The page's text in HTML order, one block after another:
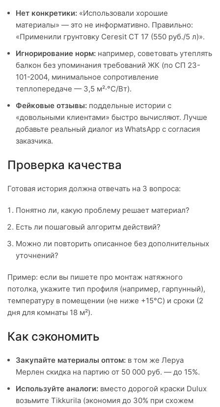
Нет конкретики: «Использовали хорошие
материалы» — это не информативно. Правильно:
«Применили грунтовку Ceresit CT 17 (550 руб./5 л)».
Игнорирование норм: например, советовать утеплять
балкон без упоминания требований ЖК (по СП 23-
101-2004, минимальное сопротивление
теплопередаче — 3,5 м²·°C/Вт).
Фейковые отзывы: поддельные истории с
«довольными клиентами» быстро вычисляют. Лучше
добавьте реальный диалог из WhatsApp с согласия
заказчика.
Проверка качества
Готовая история должна отвечать на 3 вопроса:
Понятно ли, какую проблему решает материал?
Есть ли пошаговый алгоритм действий?
Можно ли повторить описанное без дополнительных
уточнений?
Пример: если вы пишете про монтаж натяжного
потолка, укажите тип профиля (например, гарпунный),
температуру в помещении (не ниже +15°C) и сроки (2
дня для комнаты 18 м²).
Как сэкономить
Закупайте материалы оптом: в том же Леруа
Мерлен скидка на партию от 50 000 руб. — до 15%.
Используйте аналоги: вместо дорогой краски Dulux
возьмите Tikkurila (экономия до 30% при схожем